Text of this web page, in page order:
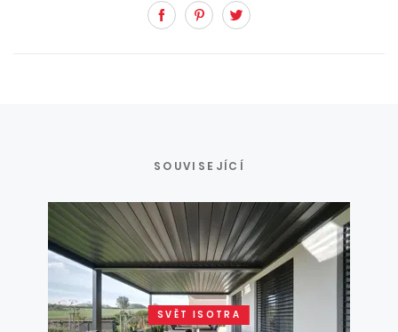
FacebookPinterest
SOUVISEJÍCÍ
SVĚT ISOTRA